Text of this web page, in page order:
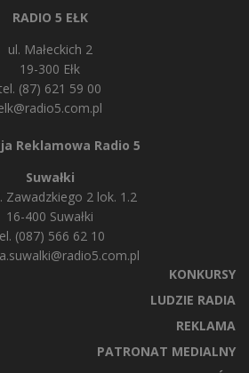
RADIO 5 EŁK
ul. Małeckich 2
19-300 Ełk
(87) 621 59 00
Reklamowa Radio 5
Suwałki
Zawadzkiego 2 lok. 1.2
16-400 Suwałki
(087) 566 62 10
KONKURSY
LUDZIE RADIA
REKLAMA
PATRONAT MEDIALNY